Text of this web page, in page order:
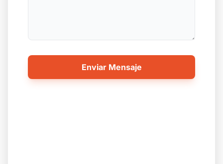
Enviar Mensaje